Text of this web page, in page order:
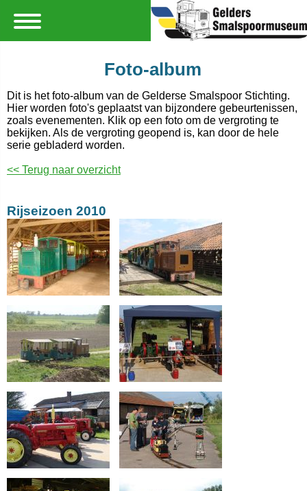
Foto-album
Dit is het foto-album van de Gelderse Smalspoor Stichting.
Hier worden foto's geplaatst van bijzondere gebeurtenissen,
zoals evenementen. Klik op een foto om de vergroting te
bekijken. Als de vergroting geopend is, kan door de hele
serie gebladerd worden.
<< Terug naar overzicht
Rijseizoen 2010